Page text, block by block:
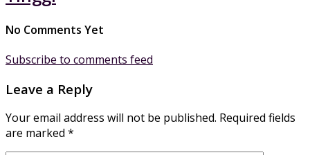
No Comments Yet
Subscribe to comments feed
Leave a Reply
Your email address will not be published. Required fields
are marked *